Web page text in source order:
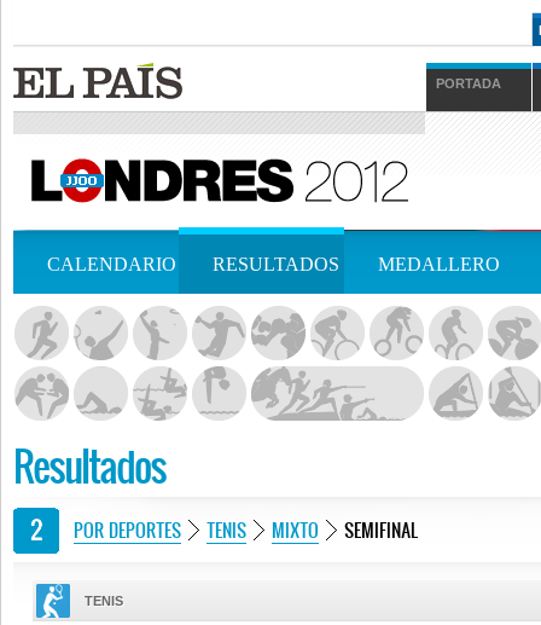
PORTADA
CALENDARIO RESULTADOS MEDALLERO
Resultados
POR DEPORTES TENIS MIXTO SEMIFINAL
TENIS